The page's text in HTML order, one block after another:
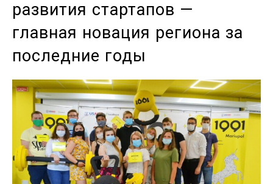
развития стартапов —
главная новация региона за
последние годы